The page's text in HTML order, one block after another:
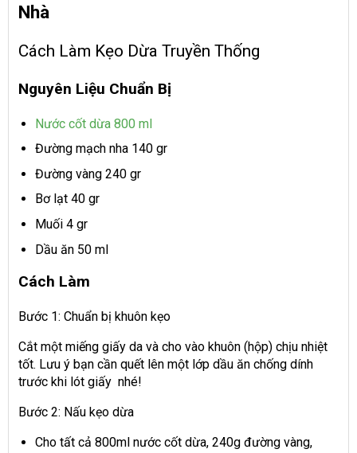
Nhà
Cách Làm Kẹo Dừa Truyền Thống
Nguyên Liệu Chuẩn Bị
Nước cốt dừa 800 ml
Đường mạch nha 140 gr
Đường vàng 240 gr
Bơ lạt 40 gr
Muối 4 gr
Dầu ăn 50 ml
Cách Làm
Bước 1: Chuẩn bị khuôn kẹo
Cắt một miếng giấy da và cho vào khuôn (hộp) chịu nhiệt
tốt. Lưu ý bạn cần quết lên một lớp dầu ăn chống dính
trước khi lót giấy nhé!
Bước 2: Nấu kẹo dừa
Cho tất cả 800ml nước cốt dừa, 240g đường vàng,